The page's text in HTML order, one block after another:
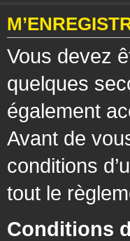
Vous devez
quelques
également
Avant de
conditions
tout le
Conditions